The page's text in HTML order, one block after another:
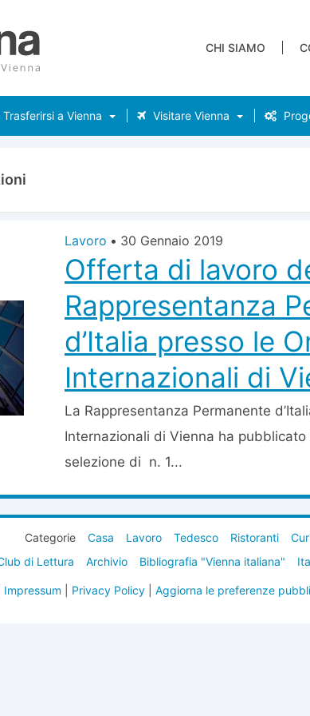
CHI SIAMO
Trasferirsi a Vienna Visitare Vienna
Lavoro • 30 Gennaio 2019
Offerta di lavoro
Rappresentanza
d’Italia presso le
Internazionali di
La Rappresentanza Permanente
Internazionali di Vienna ha
selezione di n. 1...
Categorie Casa Lavoro Tedesco Ristoranti
di Lettura Archivio Bibliografia "Vienna italiana"
Impressum Privacy Policy| Aggiorna le preferenze